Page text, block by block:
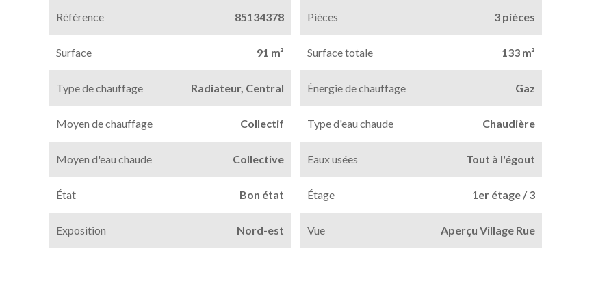
Référence 85134378 Pièces 3 pièces
Surface 91 m² Surface totale 133 m²
Type de chauffage Radiateur, Central Énergie de chauffage Gaz
Moyen de chauffage Collectif Type d'eau chaude Chaudière
Moyen d'eau chaude Collective Eaux usées Tout à l'égout
État Bon état Étage 1er étage / 3
Exposition Nord-est Vue Aperçu Village Rue